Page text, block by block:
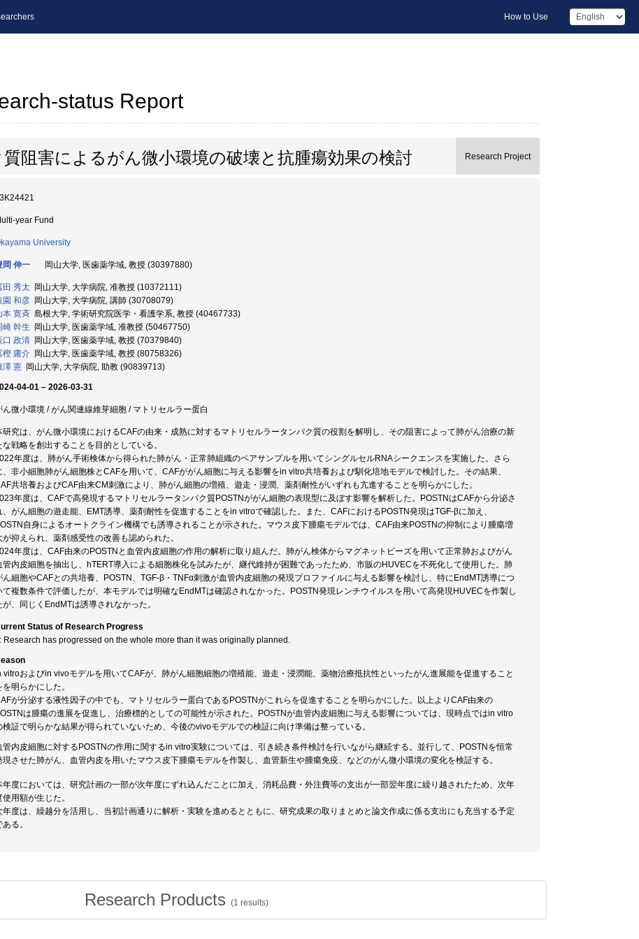
How to Use
status Report
阻害によるがん微小環境の破壊と抗腫瘍効果の検討 Research Project
year Fund
University
岡 伸一 岡山大学, 医歯薬学域, 教授 (30397880)
田 秀太 岡山大学, 大学病院, 准教授 (10372111)
園 和彦 岡山大学, 大学病院, 講師 (30708079)
本 寛斉 島根大学, 学術研究院医学・看護学系, 教授 (40467733)
崎 幹生 岡山大学, 医歯薬学域, 准教授 (50467750)
口 政清 岡山大学, 医歯薬学域, 教授 (70379840)
樫 庸介 岡山大学, 医歯薬学域, 教授 (80758326)
澤 憲 岡山大学, 大学病院, 助教 (90839713)
04-01 – 2026-03-31
ん微小環境 / がん関連線維芽細胞 / マトリセルラー蛋白
研究は、がん微小環境におけるCAFの由来・成熟に対するマトリセルラータンパク質の役割を解明し、その阻害によって肺がん治療の新
な戦略を創出することを目的としている。
年度は、肺がん手術検体から得られた肺がん・正常肺組織のペアサンプルを用いてシングルセルRNAシークエンスを実施した。さら
、非小細胞肺がん細胞株とCAFを用いて、CAFががん細胞に与える影響をin vitro共培養および馴化培地モデルで検討した。その結果、
共培養およびCAF由来CM刺激により、肺がん細胞の増殖、遊走・浸潤、薬剤耐性がいずれも亢進することを明らかにした。
年度は、CAFで高発現するマトリセルラータンパク質POSTNががん細胞の表現型に及ぼす影響を解析した。POSTNはCAFから分泌さ
、がん細胞の遊走能、EMT誘導、薬剤耐性を促進することをin vitroで確認した。また、CAFにおけるPOSTN発現はTGF-βに加え、
自身によるオートクライン機構でも誘導されることが示された。マウス皮下腫瘍モデルでは、CAF由来POSTNの抑制により腫瘍増
が抑えられ、薬剤感受性の改善も認められた。
年度は、CAF由来のPOSTNと血管内皮細胞の作用の解析に取り組んだ。肺がん検体からマグネットビーズを用いて正常肺およびがん
管内皮細胞を抽出し、hTERT導入による細胞株化を試みたが、継代維持が困難であったため、市販のHUVECを不死化して使用した。肺
ん細胞やCAFとの共培養、POSTN、TGF-β・TNFα刺激が血管内皮細胞の発現プロファイルに与える影響を検討し、特にEndMT誘導につ
て複数条件で評価したが、本モデルでは明確なEndMTは確認されなかった。POSTN発現レンチウイルスを用いて高発現HUVECを作製し
が、同じくEndMTは誘導されなかった。
Status of Research Progress
Research has progressed on the whole more than it was originally planned.
vitroおよびin vivoモデルを用いてCAFが、肺がん細胞細胞の増殖能、遊走・浸潤能、薬物治療抵抗性といったがん進展能を促進すること
を明らかにした。
が分泌する液性因子の中でも、マトリセルラー蛋白であるPOSTNがこれらを促進することを明らかにした。以上よりCAF由来の
は腫瘍の進展を促進し、治療標的としての可能性が示された。POSTNが血管内皮細胞に与える影響については、現時点ではin vitro
検証で明らかな結果が得られていないため、今後のvivoモデルでの検証に向け準備は整っている。
管内皮細胞に対するPOSTNの作用に関するin vitro実験については、引き続き条件検討を行いながら継続する。並行して、POSTNを恒常
現させた肺がん、血管内皮を用いたマウス皮下腫瘍モデルを作製し、血管新生や腫瘍免疫、などのがん微小環境の変化を検証する。
年度においては、研究計画の一部が次年度にずれ込んだことに加え、消耗品費・外注費等の支出が一部翌年度に繰り越されたため、次年
使用額が生じた。
年度は、繰越分を活用し、当初計画通りに解析・実験を進めるとともに、研究成果の取りまとめと論文作成に係る支出にも充当する予定
ある。
Research Products (1 results)